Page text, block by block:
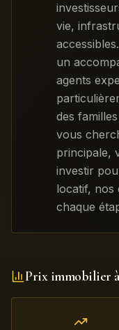
vie,
un
agents
des
vous
principale,
investir
locatif, nos
chaque
Prix immobilier